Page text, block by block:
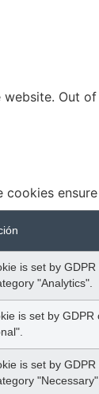
Out
is set by
"Analytics".
is set by
is set by